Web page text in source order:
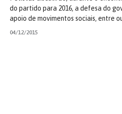
do partido para 2016, a defesa do
apoio de movimentos sociais, entre
04/12/2015